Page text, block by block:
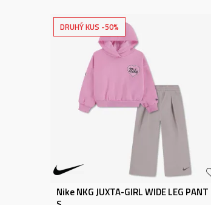
DRUHÝ KUS -50%
Nike NKG JUXTA-GIRL WIDE LEG PANT